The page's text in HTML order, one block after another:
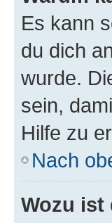
Es kann
du dich
wurde.
sein,
Hilfe zu
Nach
Wozu ist